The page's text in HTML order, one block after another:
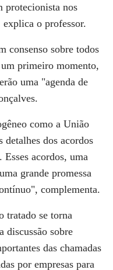
protecionista nos
o professor.
consenso sobre todos
primeiro momento,
uma "agenda de
como a União
dos acordos
acordos, uma
grande promessa
complementa.
tratado se torna
discussão sobre
das chamadas
por empresas para